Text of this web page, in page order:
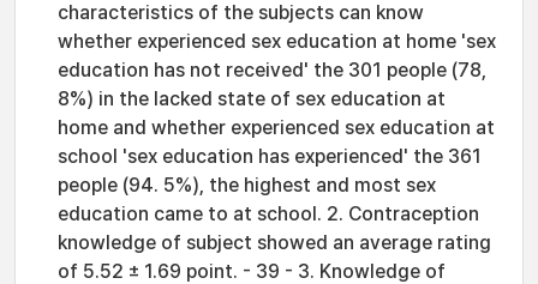
characteristics of the subjects can know
whether experienced sex education at home 'sex
education has not received' the 301 people (78,
8%) in the lacked state of sex education at
home and whether experienced sex education at
school 'sex education has experienced' the 361
people (94. 5%), the highest and most sex
education came to at school. 2. Contraception
knowledge of subject showed an average rating
of 5.52 ± 1.69 point. - 39 - 3. Knowledge of